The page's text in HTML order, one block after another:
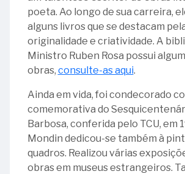
-
Ministro
Francisco
Thompson
Flores
28
-
Ministra
Ana
Arraes
-
Ministro
Alberto
Hoffmann
poeta. Ao longo de sua carreira,
alguns livros que se destacam
originalidade e criatividade. A
Ministro Ruben Rosa possui
obras, consulte-as aqui.
Ainda em vida, foi condecorado
comemorativa do
Barbosa, conferida pelo TCU, em
Mondin dedicou-se também à
quadros. Realizou várias
obras em museus estrangeiros.